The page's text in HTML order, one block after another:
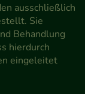
ausschließlich
Sie
Behandlung
hierdurch
eingeleitet